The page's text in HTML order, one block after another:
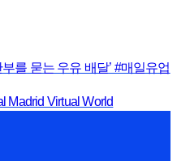
를 묻는 우유 배달’ #매일유업
Madrid Virtual World